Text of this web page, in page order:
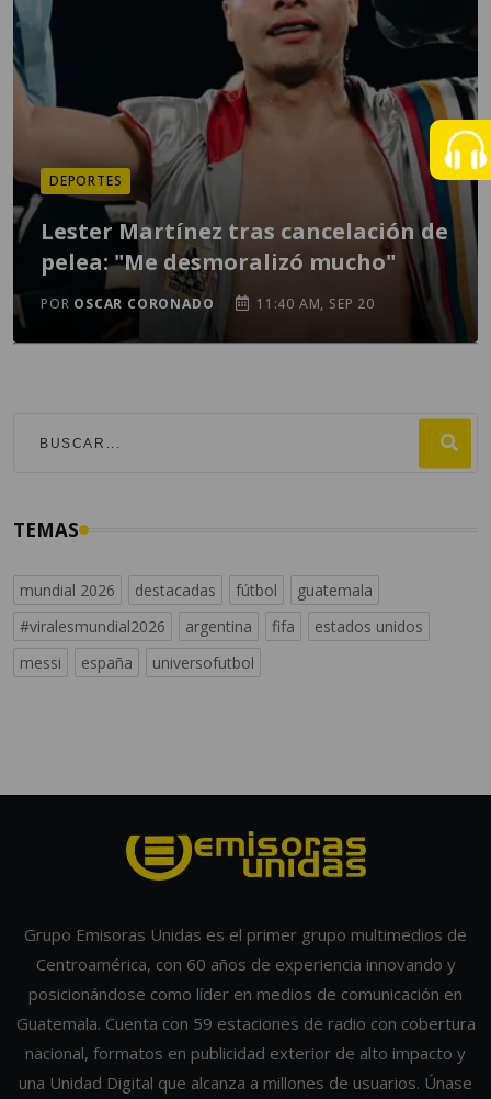
DEPORTES
Lester Martínez tras cancelación de
pelea: "Me desmoralizó mucho"
POR OSCAR CORONADO 11:40 AM, SEP 20
TEMAS
mundial 2026 destacadas fútbol
guatemala
#viralesmundial2026
argentina fifa
estados unidos
messi
españa universofutbol
Grupo Emisoras Unidas es el primer grupo multimedios de
Centroamérica, con 60 años de experiencia innovando y
posicionándose como líder en medios de comunicación en
Guatemala. Cuenta con 59 estaciones de radio con cobertura
nacional, formatos en publicidad exterior de alto impacto y
una Unidad Digital que alcanza a millones de usuarios. Únase